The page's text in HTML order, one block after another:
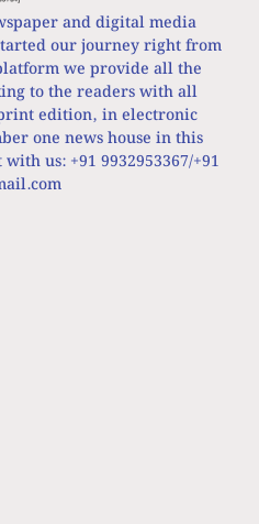
and digital media
our journey right from
we provide all the
to the readers with all
edition, in electronic
one news house in this
us: +91 9932953367/+91